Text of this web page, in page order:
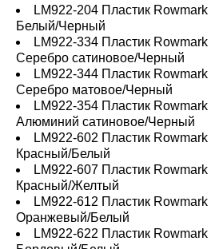
LM922-204 Пластик
Белый/Черный
LM922-334 Пластик
Серебро сатиновое/Черный
LM922-344 Пластик
Серебро матовое/Черный
LM922-354 Пластик
Алюминий сатиновое/Черный
LM922-602 Пластик
Красный/Белый
LM922-607 Пластик
Красный/Желтый
LM922-612 Пластик
Оранжевый/Белый
LM922-622 Пластик